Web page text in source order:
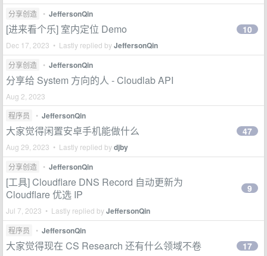
分享创造 • JeffersonQin
[进来看个乐] 室内定位 Demo
Dec 17, 2023 • Lastly replied byJeffersonQin
10
分享创造 • JeffersonQin
分享给 System 方向的人 - Cloudlab API
Aug 2, 2023
程序员
• JeffersonQin
大家觉得闲置安卓手机能做什么
Aug 29, 2023 • Lastly replied bydjby
47
分享创造 • JeffersonQin
[工具] Cloudflare DNS Record 自动更新为
Cloudflare 优选 IP
Jul 7, 2023 • Lastly replied byJeffersonQin
9
程序员 • JeffersonQin
大家觉得现在 CS Research 还有什么领域不卷 17